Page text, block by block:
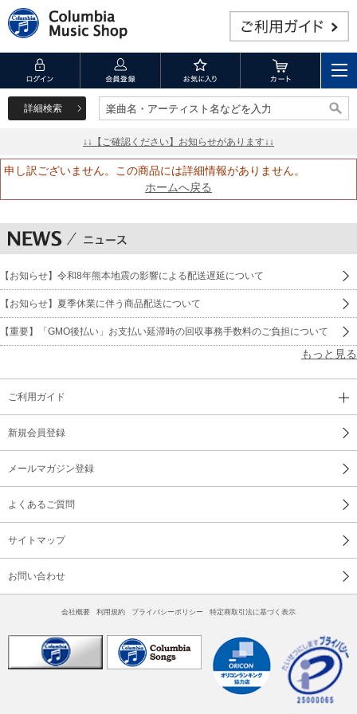
詳細検索 楽曲名・アーティスト名などを入力
楽曲名・アーティスト名などを入力
↓↓【ご確認ください】お知らせがあります↓↓
申し訳ございません。この商品には詳細情報がありません。
ホームへ戻る
【お知らせ】令和8年熊本地震の影響による配送遅延について
【お知らせ】夏季休業に伴う商品配送について
【重要】「GMO後払い」お支払い延滞時の回収事務手数料のご負担について
もっと見る
ご利用ガイド
新規会員登録
メールマガジン登録
よくあるご質問
サイトマップ
お問い合わせ
会社概要 利用規約 プライバシーポリシー 特定商取引法に基づく表示